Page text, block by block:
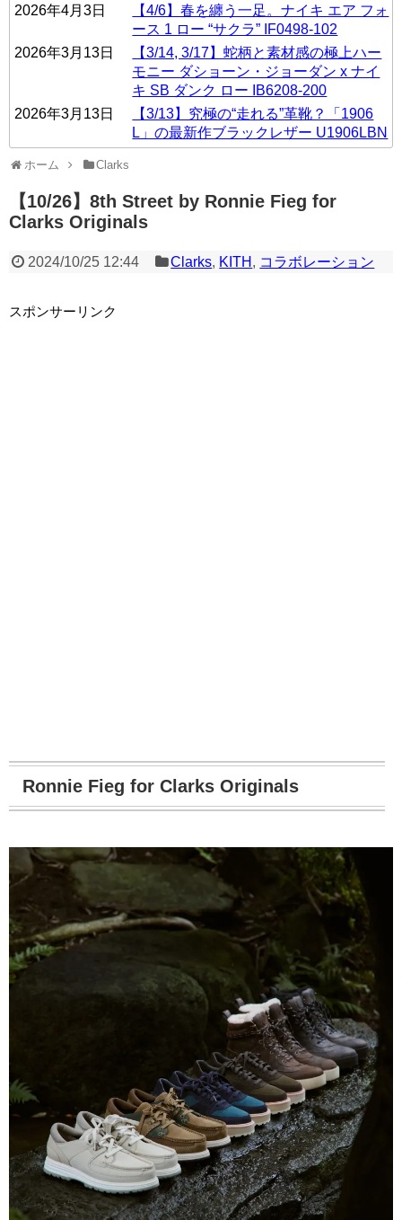
2026年4月3日
【4/6】春を纏う一足。ナイキ エア フォ
ース 1 ロー “サクラ” IF0498-102
2026年3月13日
【3/14, 3/17】蛇柄と素材感の極上ハー
モニー ダショーン・ジョーダン x ナイ
キ SB ダンク ロー IB6208-200
2026年3月13日
【3/13】究極の“走れる”革靴？「1906
L」の最新作ブラックレザー U1906LBN
ホーム Clarks
【10/26】8th Street by Ronnie Fieg for
Clarks Originals
2024/10/25 12:44 Clarks, KITH , コラボレーション
スポンサーリンク
Ronnie Fieg for Clarks Originals